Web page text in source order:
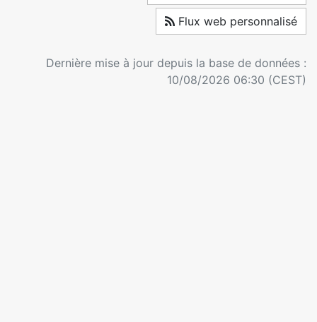
Flux web personnalisé
Dernière mise à jour depuis la base de données :
10/08/2026 06:30 (CEST)